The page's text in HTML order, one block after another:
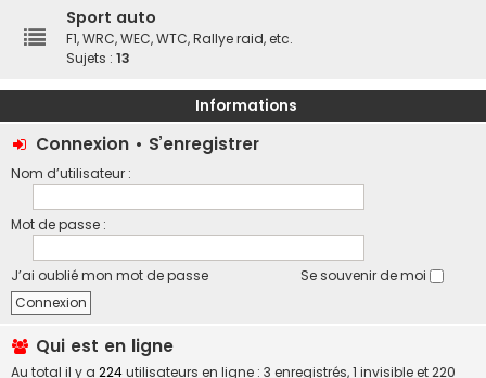
Sport auto
F1, WRC, WEC, WTC, Rallye raid, etc.
Sujets : 13
Informations
Connexion • S’enregistrer
Nom d’utilisateur :
Mot de passe :
J’ai oublié mon mot de passe Se souvenir de moi
Qui est en ligne
Au total il y a 224utilisateurs en ligne : 3 enregistrés, 1 invisible et 220